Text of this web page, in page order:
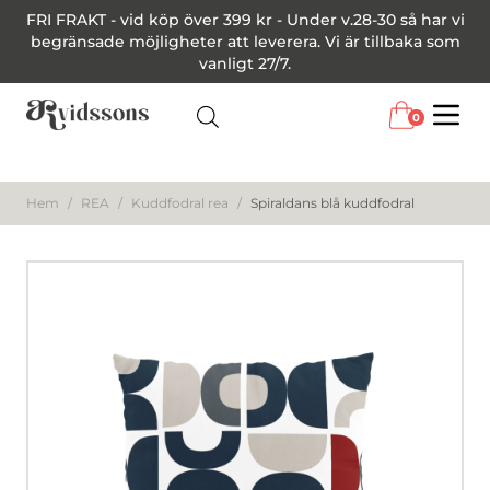
FRI FRAKT - vid köp över 399 kr - Under v.28-30 så har vi
begränsade möjligheter att leverera. Vi är tillbaka som
vanligt 27/7.
0
Hem / REA / Kuddfodral rea / Spiraldans blå kuddfodral